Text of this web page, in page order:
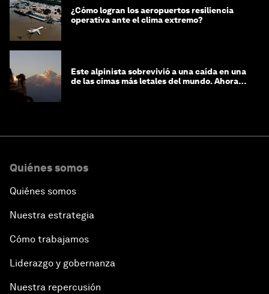
¿Cómo logran los aeropuertos resiliencia
operativa ante el clima extremo?
Este alpinista sobrevivió a una caída en una
de las cimas más letales del mundo. Ahora
Quiénes somos
Quiénes somos
Nuestra estrategia
Cómo trabajamos
Liderazgo y gobernanza
Nuestra repercusión